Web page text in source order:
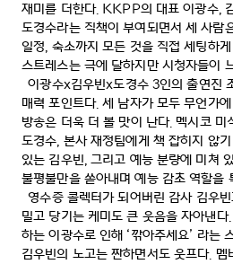
재미를 더한다. KKPP의 대표 이광수,
도경수라는 직책이 부여되면서 세 사람
일정, 숙소까지 모든 것을 직접 세팅하
스트레스는 극에 달하지만 시청자들이
이광수x김우빈x도경수3인의 출연진
매력 포인트다.세 남자가 모두 무언가
방송은 더욱 더 볼 맛이 난다. 멕시코 미
도경수, 본사 재정팀에게 책 잡히지 않
있는 김우빈,그리고 예능 분량에 미쳐
불평불만을 쏟아내며 예능 감초 역할을
영수증 콜렉터가 되어버린 감사 김우
밀고 당기는 케미도 큰 웃음을 자아낸다.
하는 이광수로 인해 ‘깎아주세요’ 라는
김우빈의 노고는 짠하면서도 웃프다. 멤